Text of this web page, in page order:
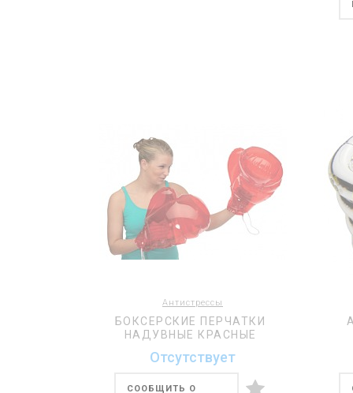
Антистрессы
БОКСЕРСКИЕ ПЕРЧАТКИ
НАДУВНЫЕ КРАСНЫЕ
Отсутствует
СООБЩИТЬ О